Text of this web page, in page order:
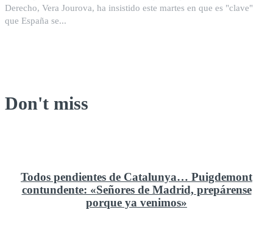
Derecho, Vera Jourova, ha insistido este martes en que es "clave"
que España se...
Don't miss
Todos pendientes de Catalunya… Puigdemont
contundente: «Señores de Madrid, prepárense
porque ya venimos»